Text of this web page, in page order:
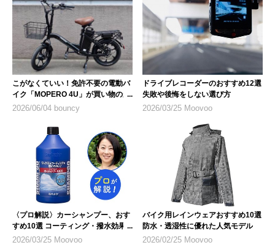
こがなくていい！免許不要の電動バ
イク「MOPERO 4U」が買い物の新
たな相棒に？
2026/06/04 bouncy
ドライブレコーダーのおすすめ12選
失敗や後悔をしない選び方
2026/03/25 Moovoo
〈プロ解説〉カーシャンプー、おす
すめ10選 コーティング・撥水効果
なども
2026/03/25 Moovoo
バイク用レインウェアおすすめ10選
防水・透湿性に優れた人気モデル
2026/02/25 Moovoo